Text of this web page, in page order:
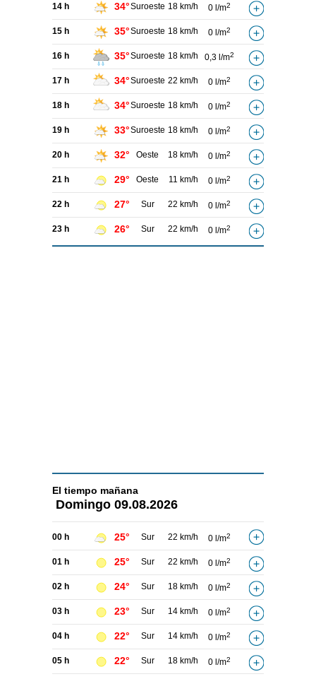
14 h 34°Suroeste 18 km/h 0 l/m2
15 h 35°Suroeste 18 km/h 0 l/m2
16 h 35°Suroeste 18 km/h 0,3 l/m2
17 h 34°Suroeste 22 km/h 0 l/m2
18 h 34°Suroeste 18 km/h 0 l/m2
19 h 33°Suroeste 18 km/h 0 l/m2
20 h 32° Oeste 18 km/h 0 l/m2
21 h 29° Oeste 11 km/h 0 l/m2
22 h 27° Sur 22 km/h 0 l/m2
23 h 26° Sur 22 km/h 0 l/m2
El tiempo mañana
Domingo 09.08.2026
00 h 25° Sur 22 km/h 0 l/m2
01 h 25° Sur 22 km/h 0 l/m2
02 h 24° Sur 18 km/h 0 l/m2
03 h 23° Sur 14 km/h 0 l/m2
04 h 22° Sur 14 km/h 0 l/m2
05 h 22° Sur 18 km/h 0 l/m2